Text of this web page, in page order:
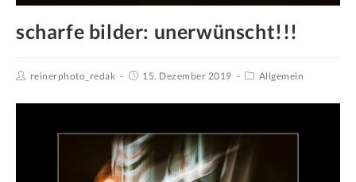
scharfe bilder: unerwünscht!!!
reinerphoto_redak 15. Dezember 2019 Allgemein